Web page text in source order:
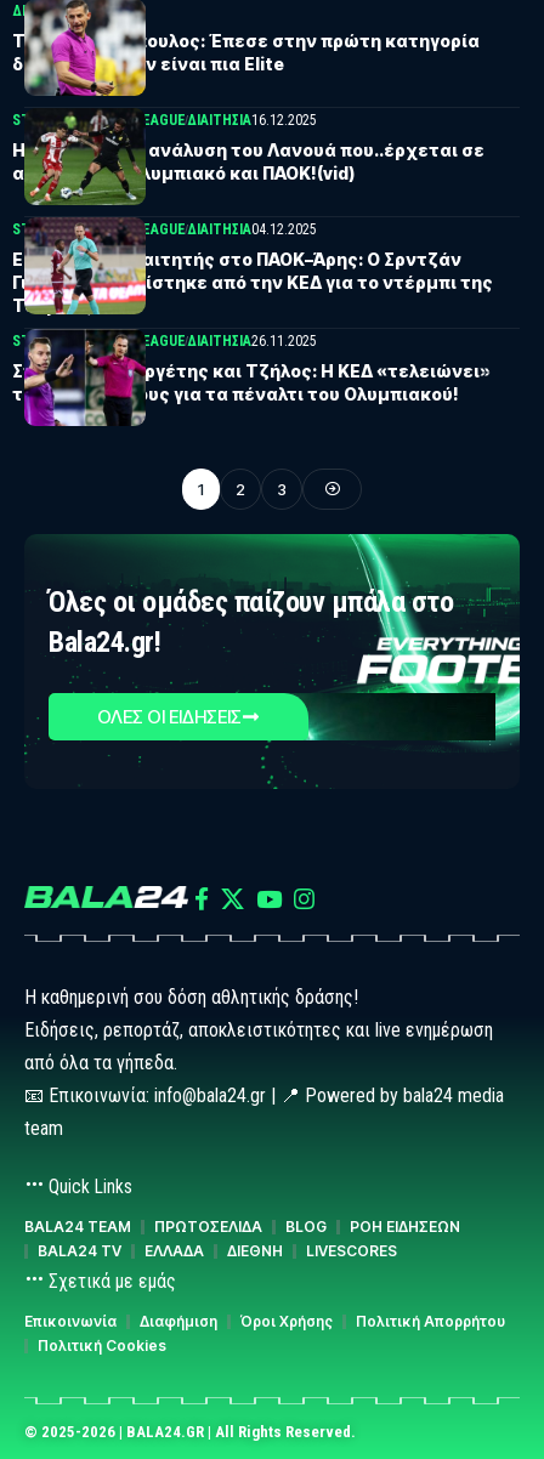
ΔΙΑΙΤΗΣΊΑ19.12.2025
Τάσος Σιδηρόπουλος: Έπεσε στην πρώτη κατηγορία
διαιτητών – Δεν είναι πια Elite
STOIXIMAN SUPER LEAGUEΔΙΑΙΤΗΣΊΑ16.12.2025
H εβδομαδιαία ανάλυση του Λανουά που..έρχεται σε
αντίθεση με Ολυμπιακό και ΠΑΟΚ!(vid)
STOIXIMAN SUPER LEAGUEΔΙΑΙΤΗΣΊΑ04.12.2025
Elite Σέρβος διαιτητής στο ΠΑΟΚ–Άρης: Ο Σρντζάν
Γιοβάνοβιτς ορίστηκε από την ΚΕΔ για το ντέρμπι της
Τούμπας
STOIXIMAN SUPER LEAGUEΔΙΑΙΤΗΣΊΑ26.11.2025
Σπίτια τους Βεργέτης και Τζήλος: Η ΚΕΔ «τελειώνει»
τους υπεύθυνους για τα πέναλτι του Ολυμπιακού!
1 2 3
Όλες οι ομάδες παίζουν μπάλα στο
Bala24.gr!
ΟΛΕΣ ΟΙ ΕΙΔΗΣΕΙΣ
Η καθημερινή σου δόση αθλητικής δράσης!
Ειδήσεις, ρεπορτάζ, αποκλειστικότητες και live ενημέρωση
από όλα τα γήπεδα.
📧 Επικοινωνία: info@bala24.gr | 📍 Powered by bala24 media
team
Quick Links
BALA24 TEAM ΠΡΩΤΟΣΕΛΙΔΑ BLOG
ΡΟΗ ΕΙΔΗΣΕΩΝ
BALA24 TV
ΕΛΛΑΔΑ ΔΙΕΘΝΗ LIVESCORES
Σχετικά με εμάς
Επικοινωνία Διαφήμιση Όροι Χρήσης
Πολιτική Απορρήτου
Πολιτική Cookies
© 2025-2026 | BALA24.GR | All Rights Reserved.